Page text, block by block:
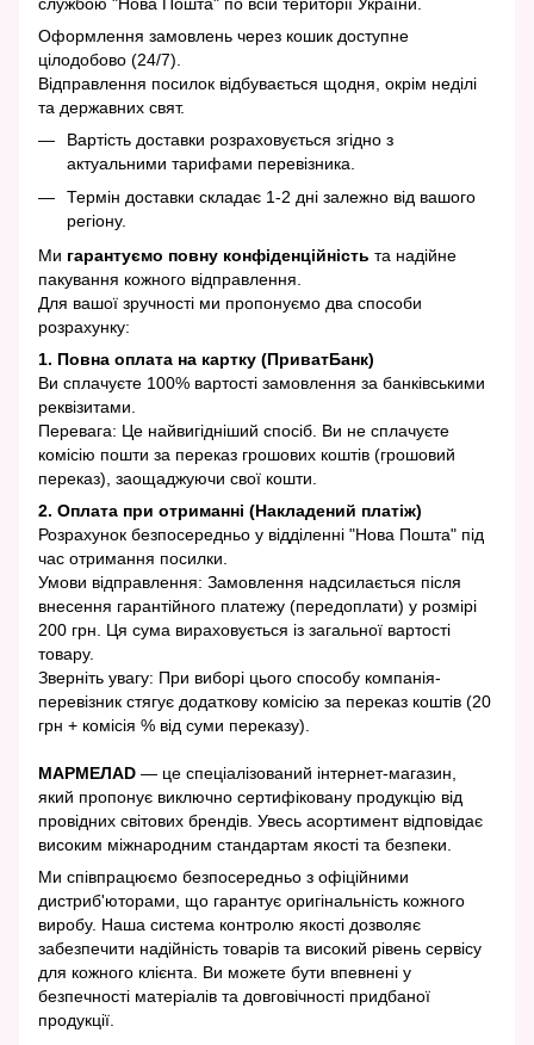
Оформлення замовлень через кошик доступне
цілодобово (24/7).
Відправлення посилок відбувається щодня, окрім неділі
та державних свят.
Вартість доставки розраховується згідно з
актуальними тарифами перевізника.
Термін доставки складає 1-2 дні залежно від вашого
регіону.
Ми гарантуємо повну конфіденційність та надійне
пакування кожного відправлення.
Для вашої зручності ми пропонуємо два способи
розрахунку:
1. Повна оплата на картку (ПриватБанк)
Ви сплачуєте 100% вартості замовлення за банківськими
реквізитами.
Перевага: Це найвигідніший спосіб. Ви не сплачуєте
комісію пошти за переказ грошових коштів (грошовий
переказ), заощаджуючи свої кошти.
2. Оплата при отриманні (Накладений платіж)
Розрахунок безпосередньо у відділенні "Нова Пошта" під
час отримання посилки.
Умови відправлення: Замовлення надсилається після
внесення гарантійного платежу (передоплати) у розмірі
200 грн. Ця сума вираховується із загальної вартості
товару.
Зверніть увагу: При виборі цього способу компанія-
перевізник стягує додаткову комісію за переказ коштів (20
грн + комісія % від суми переказу).
МАРМЕЛАD — це спеціалізований інтернет-магазин,
який пропонує виключно сертифіковану продукцію від
провідних світових брендів. Увесь асортимент відповідає
високим міжнародним стандартам якості та безпеки.
Ми співпрацюємо безпосередньо з офіційними
дистриб'юторами, що гарантує оригінальність кожного
виробу. Наша система контролю якості дозволяє
забезпечити надійність товарів та високий рівень сервісу
для кожного клієнта. Ви можете бути впевнені у
безпечності матеріалів та довговічності придбаної
продукції.